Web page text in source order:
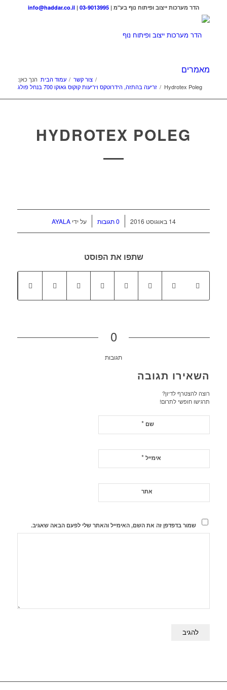
הדר מערכות ייצוב ופיתוח נוף בע"מ | 03-9013995
|
info@haddar.co.il
מאמרים
הנך כאן: עמוד הבית / צור קשר /
זריעה בהתזה, הידרוטקס ויריעות קוקוס גאוקו 700 בנחל פולג / Hydrotex Poleg
HYDROTEX POLEG
14 באוגוסט 2016 / 0 תגובות על ידיAYALA
שתפו את הפוסט
0
תגובות
השאירו תגובה
רוצה להצטרף לדיון?
תרגישו חופשי לתרום!
שם*
אימייל*
אתר
שמור בדפדפן זה את השם, האימייל והאתר שלי לפעם הבאה שאגיב.